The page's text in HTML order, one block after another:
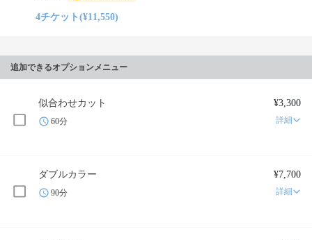
4チケット(¥11,550)
追加できるオプションメニュー
似合わせカット ¥3,300
60分 詳細
ダブルカラー ¥7,700
90分 詳細